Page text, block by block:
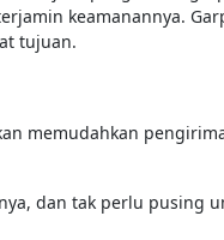
keamanannya.
tujuan.
memudahkan
dan tak perlu pusing